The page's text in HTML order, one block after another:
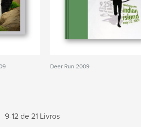
Deer Run 2009
9-12 de 21 Livros